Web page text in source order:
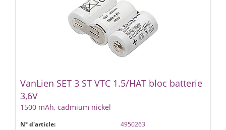
VanLien SET 3 ST VTC 1.5/HAT bloc batterie
3,6V
1500 mAh, cadmium nickel
N° d'article:
4950263